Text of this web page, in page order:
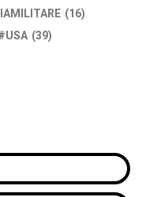
(16)
USA (39)